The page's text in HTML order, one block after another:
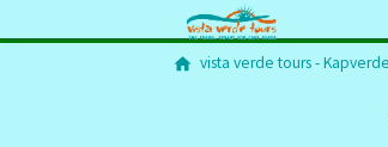
vista verde tours -